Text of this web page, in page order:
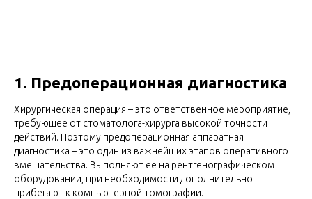
1. Предоперационная диагностика
Хирургическая операция – это ответственное мероприятие,
требующее от стоматолога-хирурга высокой точности
действий. Поэтому предоперационная аппаратная
диагностика – это один из важнейших этапов оперативного
вмешательства. Выполняют ее на рентгенографическом
оборудовании, при необходимости дополнительно
прибегают к компьютерной томографии.